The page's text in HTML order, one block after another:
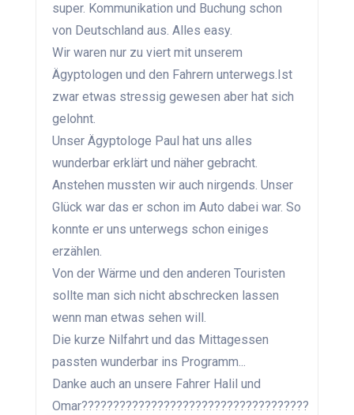
super. Kommunikation und Buchung schon
von Deutschland aus. Alles easy.
Wir waren nur zu viert mit unserem
Ägyptologen und den Fahrern unterwegs.Ist
zwar etwas stressig gewesen aber hat sich
gelohnt.
Unser Ägyptologe Paul hat uns alles
wunderbar erklärt und näher gebracht.
Anstehen mussten wir auch nirgends. Unser
Glück war das er schon im Auto dabei war. So
konnte er uns unterwegs schon einiges
erzählen.
Von der Wärme und den anderen Touristen
sollte man sich nicht abschrecken lassen
wenn man etwas sehen will.
Die kurze Nilfahrt und das Mittagessen
passten wunderbar ins Programm...
Danke auch an unsere Fahrer Halil und
Omar????????????????????????????????????